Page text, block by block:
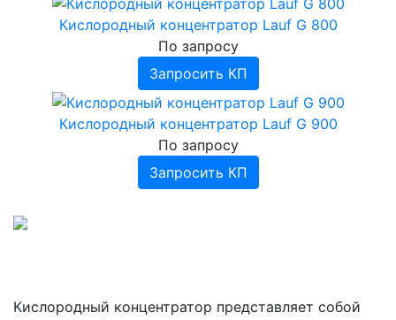
Кислородный концентратор Lauf G 800
По запросу
Запросить КП
Кислородный концентратор Lauf G 900
По запросу
Запросить КП
Кислородный концентратор представляет собой